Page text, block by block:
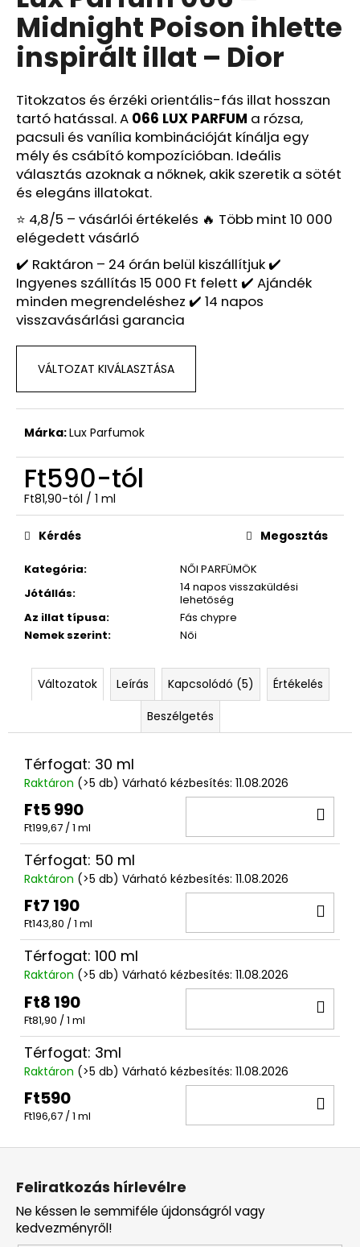
5-
ből
0,0
csillag.
Midnight Poison ihlette
inspirált illat – Dior
Titokzatos és érzéki orientális-fás illat hosszan
tartó hatással. A 066 LUX PARFUM a rózsa,
pacsuli és vanília kombinációját kínálja egy
mély és csábító kompozícióban. Ideális
választás azoknak a nőknek, akik szeretik a sötét
és elegáns illatokat.
⭐ 4,8/5 – vásárlói értékelés 🔥 Több mint 10 000
elégedett vásárló
✔️ Raktáron – 24 órán belül kiszállítjuk ✔️
Ingyenes szállítás 15 000 Ft felett ✔️ Ajándék
minden megrendeléshez ✔️ 14 napos
visszavásárlási garancia
VÁLTOZAT KIVÁLASZTÁSA
Márka:Lux Parfumok
Ft590-tól
Egységár:
Ft81,90-tól / 1 ml
Kategória:
NŐI PARFÜMÖK
Jótállás:
14 napos visszaküldési
lehetőség
Az illat típusa:
Fás chypre
Nemek szerint: Női
Kérdés Megosztás
Változatok Leírás Kapcsolódó (5)
Értékelés
Beszélgetés
Térfogat: 30 ml
Raktáron (>5 db) Várható kézbesítés: 11.08.2026
Ft5 990
Egységár:
Ft199,67 / 1 ml
Térfogat: 50 ml
Raktáron (>5 db) Várható kézbesítés: 11.08.2026
Ft7 190
Egységár:
Ft143,80 / 1 ml
Térfogat: 100 ml
Raktáron (>5 db) Várható kézbesítés: 11.08.2026
Ft8 190
Egységár:
Ft81,90 / 1 ml
Térfogat: 3ml
Raktáron (>5 db) Várható kézbesítés: 11.08.2026
Ft590
Egységár:
Ft196,67 / 1 ml
A
j
n
l
j
u
k
LUX
PARFUM
521
–
GOOD
GIRL
BLUSH
ELIXIR
IHLETTE
INSPIRÁLT
Ft590
Feliratkozás hírlevélre
Ne késsen le semmiféle újdonságról vagy
kedvezményről!